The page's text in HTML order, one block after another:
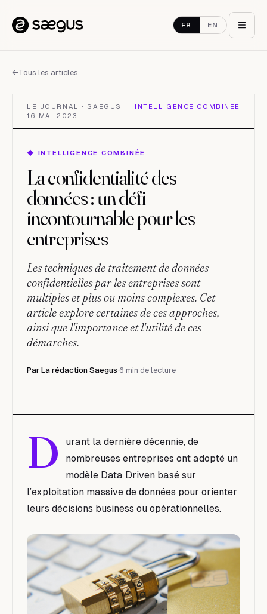
FR EN
←Tous les articles
LE JOURNAL · SAEGUS
INTELLIGENCE COMBINÉE
16 MAI 2023
◆ INTELLIGENCE COMBINÉE
La confidentialité des
données : un défi
incontournable pour les
entreprises
Les techniques de traitement de données
confidentielles par les entreprises sont
multiples et plus ou moins complexes. Cet
article explore certaines de ces approches,
ainsi que l'importance et l'utilité de ces
démarches.
Par La rédaction Saegus·6 min de lecture
D
urant la dernière décennie, de
nombreuses entreprises ont adopté un
modèle Data Drivenbasé sur
l’exploitation massive de données pour orienter
leurs décisions business ou opérationnelles.